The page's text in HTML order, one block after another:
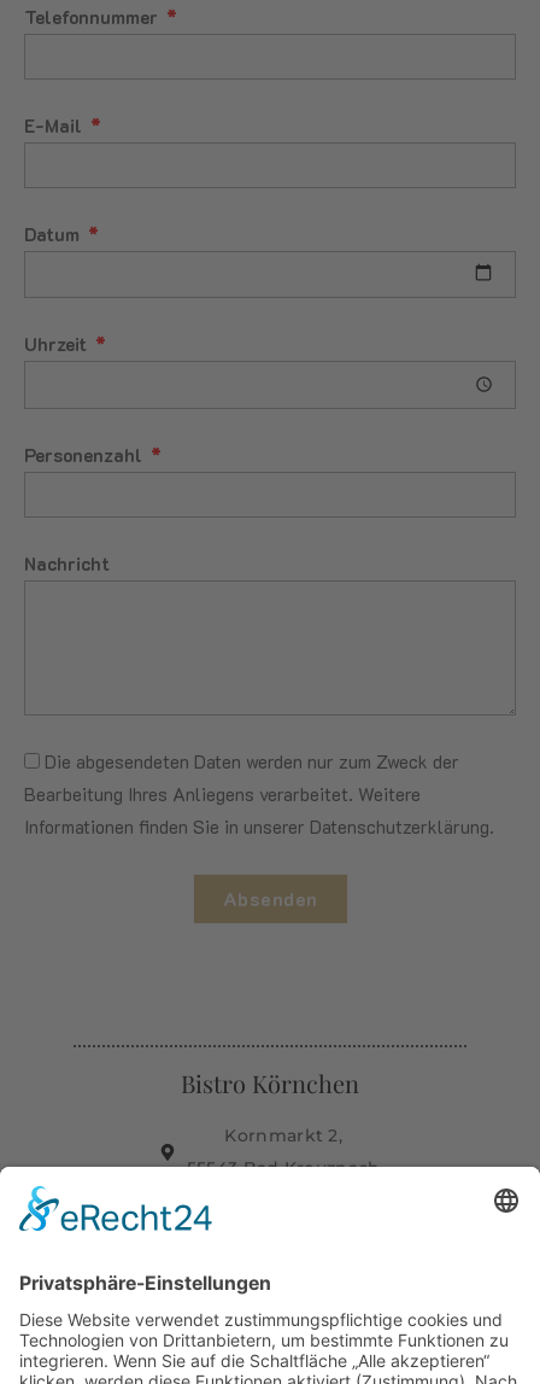
Telefonnummer
E-Mail
Datum
Uhrzeit
Personenzahl
Nachricht
Die abgesendeten Daten werden nur zum Zweck der
Bearbeitung Ihres Anliegens verarbeitet. Weitere
Informationen finden Sie in unserer Datenschutzerklärung.
Absenden
Bistro Körnchen
Kornmarkt 2,
55543 Bad Kreuznach
0671 - 92 06 43 50
Öffnungszeiten
So - Do: 08 - 01 Uhr